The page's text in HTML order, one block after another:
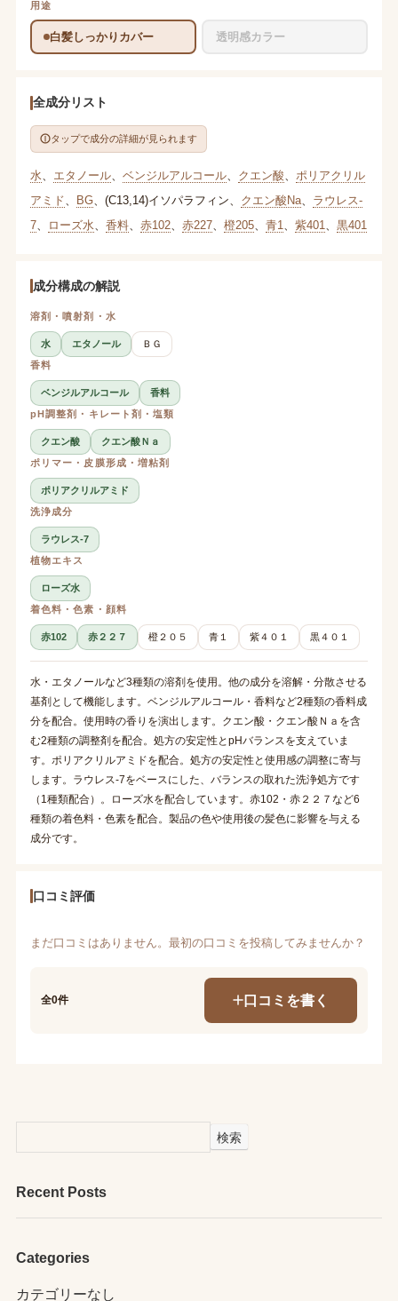
用途
白髪しっかりカバー 透明感カラー
全成分リスト
タップで成分の詳細が見られます
水 エタノール、 ベンジルアルコール、 クエン酸
ポリアクリル
アミド
BG、 (C13,14)イソパラフィン クエン酸Na、 ラウレス-
7、 ローズ水 香料、 赤102、 赤227、 橙205、 青1 紫401 黒401
成分構成の解説
溶剤・噴射剤・水
水 エタノール
ＢＧ
香料
ベンジルアルコール
香料
pH調整剤・キレート剤・塩類
クエン酸
クエン酸Ｎａ
ポリマー・皮膜形成・増粘剤
ポリアクリルアミド
洗浄成分
ラウレス-7
植物エキス
ローズ水
着色料・色素・顔料
赤102 赤２２７ 橙２０５ 青１ 紫４０１ 黒４０１
水・エタノールなど3種類の溶剤を使用。他の成分を溶解・分散させる
基剤として機能します。ベンジルアルコール・香料など2種類の香料成
分を配合。使用時の香りを演出します。クエン酸・クエン酸Ｎａを含
む2種類の調整剤を配合。処方の安定性とpHバランスを支えていま
す。ポリアクリルアミドを配合。処方の安定性と使用感の調整に寄与
します。ラウレス-7をベースにした、バランスの取れた洗浄処方です
（1種類配合）。ローズ水を配合しています。赤102・赤２２７など6
種類の着色料・色素を配合。製品の色や使用後の髪色に影響を与える
成分です。
口コミ評価
まだ口コミはありません。最初の口コミを投稿してみませんか？
全0件 口コミを書く
検索
Recent Posts
Categories
カテゴリーなし